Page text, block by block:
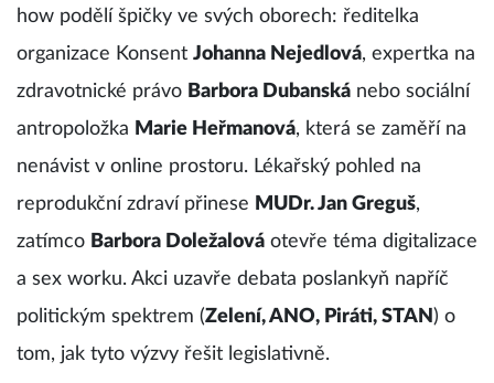
how podělí špičky ve svých oborech: ředitelka
organizace Konsent Johanna Nejedlová, expertka na
zdravotnické právo Barbora Dubanská nebo sociální
antropoložka Marie Heřmanová, která se zaměří na
nenávist v online prostoru. Lékařský pohled na
reprodukční zdraví přinese MUDr. Jan Greguš,
zatímco Barbora Doležalová otevře téma digitalizace
a sex worku. Akci uzavře debata poslankyň napříč
politickým spektrem (Zelení, ANO, Piráti, STAN ) o
tom, jak tyto výzvy řešit legislativně.